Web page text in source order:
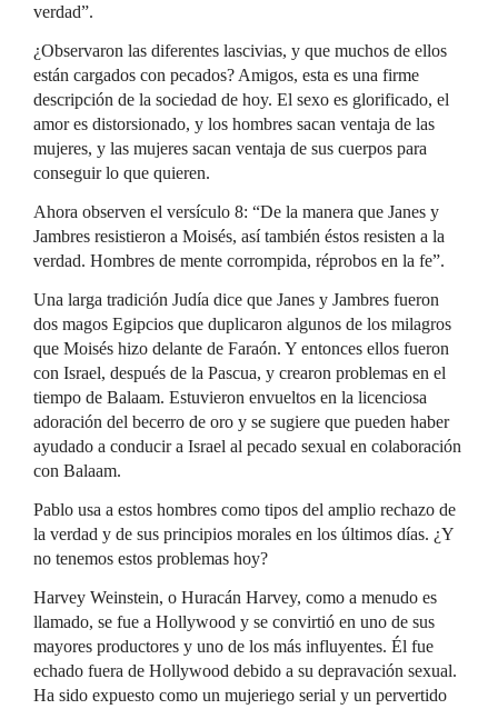
verdad”.
¿Observaron las diferentes lascivias, y que muchos de ellos
están cargados con pecados? Amigos, esta es una firme
descripción de la sociedad de hoy. El sexo es glorificado, el
amor es distorsionado, y los hombres sacan ventaja de las
mujeres, y las mujeres sacan ventaja de sus cuerpos para
conseguir lo que quieren.
Ahora observen el versículo 8: “De la manera que Janes y
Jambres resistieron a Moisés, así también éstos resisten a la
verdad. Hombres de mente corrompida, réprobos en la fe”.
Una larga tradición Judía dice que Janes y Jambres fueron
dos magos Egipcios que duplicaron algunos de los milagros
que Moisés hizo delante de Faraón. Y entonces ellos fueron
con Israel, después de la Pascua, y crearon problemas en el
tiempo de Balaam. Estuvieron envueltos en la licenciosa
adoración del becerro de oro y se sugiere que pueden haber
ayudado a conducir a Israel al pecado sexual en colaboración
con Balaam.
Pablo usa a estos hombres como tipos del amplio rechazo de
la verdad y de sus principios morales en los últimos días. ¿Y
no tenemos estos problemas hoy?
Harvey Weinstein, o Huracán Harvey, como a menudo es
llamado, se fue a Hollywood y se convirtió en uno de sus
mayores productores y uno de los más influyentes. Él fue
echado fuera de Hollywood debido a su depravación sexual.
Ha sido expuesto como un mujeriego serial y un pervertido